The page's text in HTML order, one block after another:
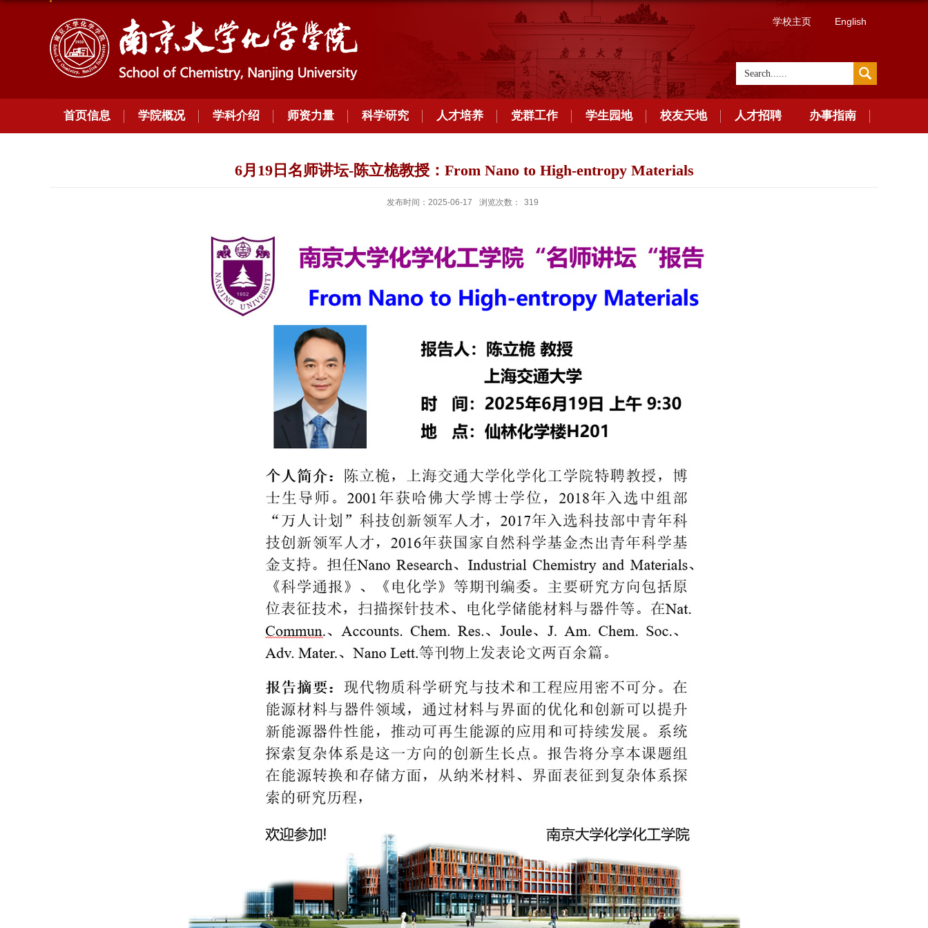
学校主页 English
首页信息 学院概况 学科介绍 师资力量 科学研究 人才培养 党群工作 学生园地 校友天地 人才招聘 办事指南
6月19日名师讲坛-陈立桅教授：From Nano to High-entropy Materials
发布时间：2025-06-17 浏览次数： 319